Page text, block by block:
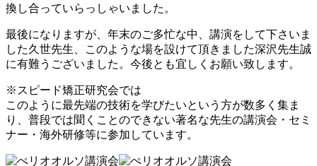
換し合っていらっしゃいました。
最後になりますが、年末のご多忙な中、講演をして下さいま
した久世先生、このような場を設けて頂きました深沢先生誠
に有難うございました。今後とも宜しくお願い致します。
※スピード矯正研究会では
このように最先端の技術を学びたいという方が数多く集ま
り、普段では聞くことのできない著名な先生の講演会・セミ
ナー・海外研修等に参加しています。